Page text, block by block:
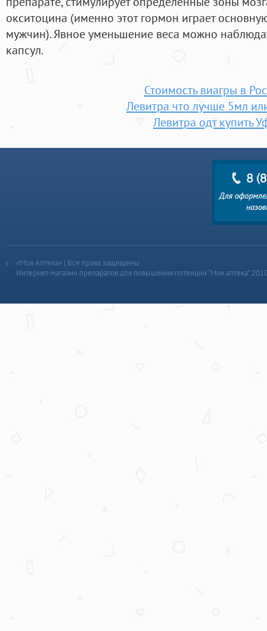
окситоцина (именно этот гормон играет
мужчин). Явное уменьшение веса можно
капсул.
Стоимость виагры в
Левитра что лучше 5мл
Левитра одт купить
«Моя Аптека» | Все права защищены
Интернет-магазин препаратов для повышения потенции “Моя аптека”